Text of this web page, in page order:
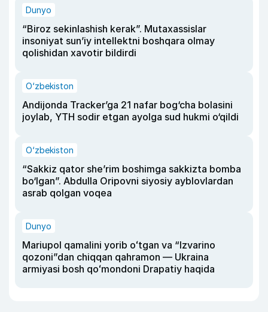
Dunyo
“Biroz sekinlashish kerak”. Mutaxassislar
insoniyat sun’iy intellektni boshqara olmay
qolishidan xavotir bildirdi
O‘zbekiston
Andijonda Tracker’ga 21 nafar bog‘cha bolasini
joylab, YTH sodir etgan ayolga sud hukmi o‘qildi
O‘zbekiston
“Sakkiz qator she’rim boshimga sakkizta bomba
bo‘lgan”. Abdulla Oripovni siyosiy ayblovlardan
asrab qolgan voqea
Dunyo
Mariupol qamalini yorib oʻtgan va “Izvarino
qozoni”dan chiqqan qahramon — Ukraina
armiyasi bosh qoʻmondoni Drapatiy haqida